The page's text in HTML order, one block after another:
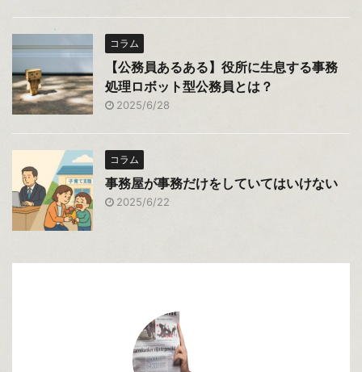
コラム
【公務員あるある】役所に生息する事務
処理ロボット型公務員とは？
2025/6/28
コラム
事務屋が事務だけをしていてはいけない
2025/6/22